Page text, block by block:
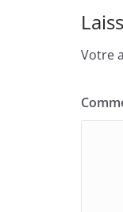
Votre